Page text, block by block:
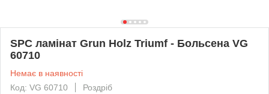
SPC ламінат Grun Holz Triumf - Больсена VG
60710
Немає в наявності
Код: VG 60710
Роздріб